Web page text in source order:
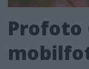
Profoto